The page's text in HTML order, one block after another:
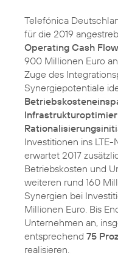
Telefónica
für die 2019
Operating Cash Flow
900 Millionen Euro
Zuge des
Synergiepotentiale
Investitionen ins
erwartet 2017
Betriebskosten und
weiteren rund 160
Synergien bei
Millionen Euro. Bis
Unternehmen an,
entsprechend 75
realisieren.